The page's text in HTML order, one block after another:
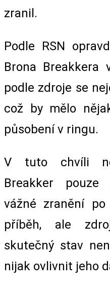
zranil.
Podle RSN
Brona Breakkera
podle zdroje se
což by mělo
působení v ringu.
V tuto chvíli
Breakker pouze
vážné zranění
příběh, ale
skutečný stav
nijak ovlivnit jeho